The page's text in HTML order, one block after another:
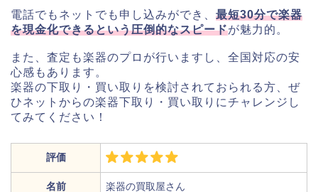
電話でもネットでも申し込みができ、 最短30分で楽器
を現金化できるという圧倒的なスピードが魅力的。
また、査定も楽器のプロが行いますし、全国対応の安
心感もあります。
楽器の下取り・買い取りを検討されておられる方、ぜ
ひネットからの楽器下取り・買い取りにチャレンジし
てみてください！
評価
名前 楽器の買取屋さん